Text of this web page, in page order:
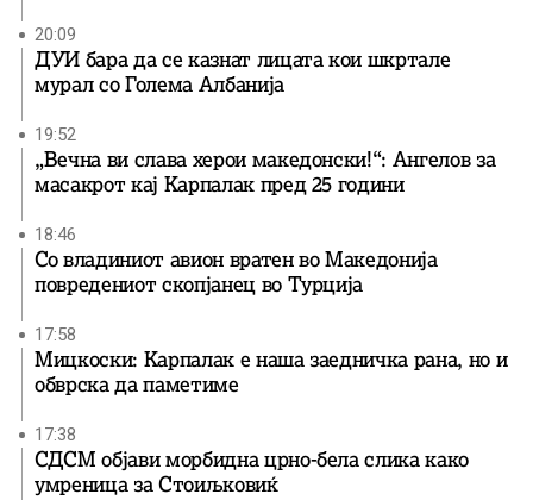
20:09
ДУИ бара да се казнат лицата кои шкртале
мурал со Голема Албанија
19:52
„Вечна ви слава херои македонски!“: Ангелов за
масакрот кај Карпалак пред 25 години
18:46
Со владиниот авион вратен во Македонија
повредениот скопјанец во Турција
17:58
Мицкоски: Карпалак е наша заедничка рана, но и
обврска да паметиме
17:38
СДСМ објави морбидна црно-бела слика како
умреница за Стоиљковиќ